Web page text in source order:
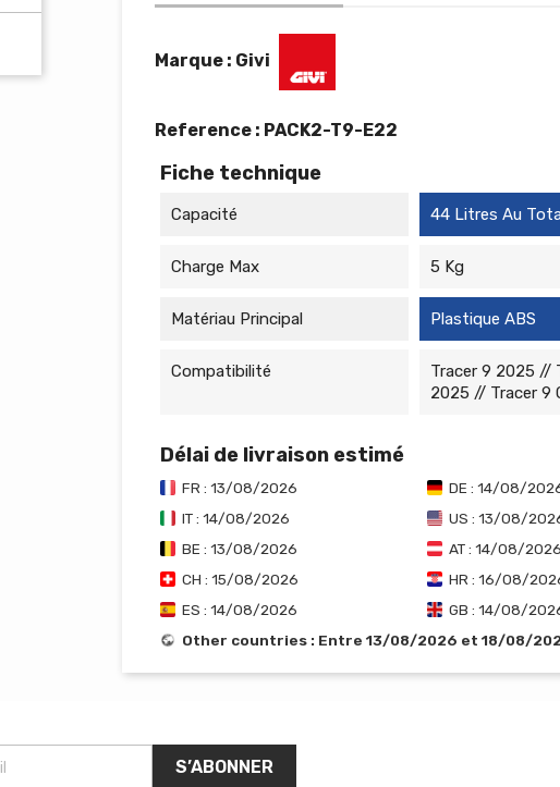
Marque : Givi
Reference : PACK2-T9-E22
Fiche technique
Capacité 44 Litres Au
Charge Max 5 Kg
Matériau Principal Plastique ABS
Compatibilité
Tracer 9 2025 //
2025 // Tracer 9
Délai de livraison estimé
FR : 13/08/2026
DE : 14/08/
IT : 14/08/2026
US : 13/08/
BE : 13/08/2026
AT : 14/08/2026
CH : 15/08/2026
HR : 16/08/
ES : 14/08/2026
GB : 14/08/
Other countries : Entre 13/08/2026 et 18/08/